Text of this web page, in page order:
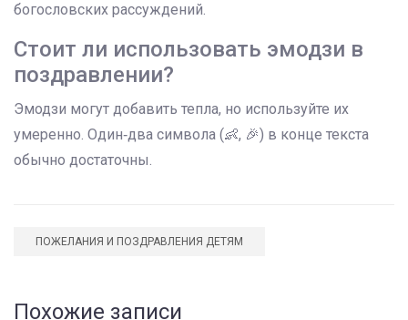
богословских рассуждений.
Стоит ли использовать эмодзи в
поздравлении?
Эмодзи могут добавить тепла, но используйте их
умеренно. Один‑два символа (👶, 🎉) в конце текста
обычно достаточны.
ПОЖЕЛАНИЯ И ПОЗДРАВЛЕНИЯ ДЕТЯМ
Похожие записи